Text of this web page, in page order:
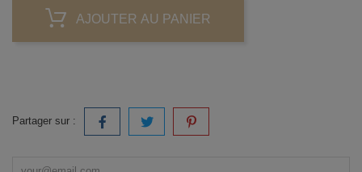
AJOUTER AU PANIER
Partager sur :